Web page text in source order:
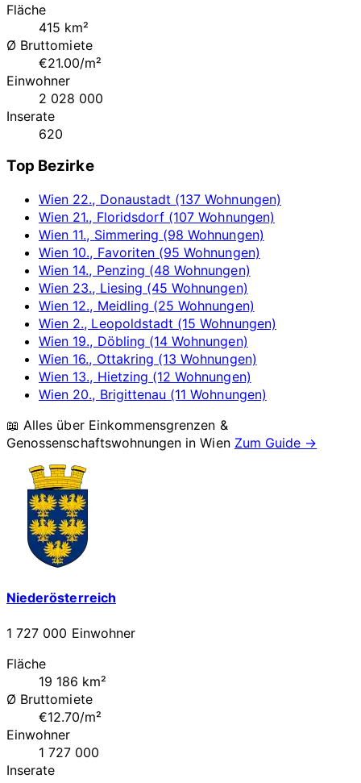
Fläche
415 km²
Ø Bruttomiete
€21.00/m²
Einwohner
2 028 000
Inserate
620
Top Bezirke
Wien 22., Donaustadt (137 Wohnungen)
Wien 21., Floridsdorf (107 Wohnungen)
Wien 11., Simmering (98 Wohnungen)
Wien 10., Favoriten (95 Wohnungen)
Wien 14., Penzing (48 Wohnungen)
Wien 23., Liesing (45 Wohnungen)
Wien 12., Meidling (25 Wohnungen)
Wien 2., Leopoldstadt (15 Wohnungen)
Wien 19., Döbling (14 Wohnungen)
Wien 16., Ottakring (13 Wohnungen)
Wien 13., Hietzing (12 Wohnungen)
Wien 20., Brigittenau (11 Wohnungen)
📖 Alles über Einkommensgrenzen &
Genossenschaftswohnungen inWien Zum Guide →
Niederösterreich
1 727 000 Einwohner
Fläche
19 186 km²
Ø Bruttomiete
€12.70/m²
Einwohner
1 727 000
Inserate